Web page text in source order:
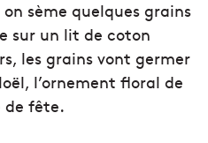
sème quelques grains
sur un lit de coton
les grains vont germer
l’ornement floral de
de fête.